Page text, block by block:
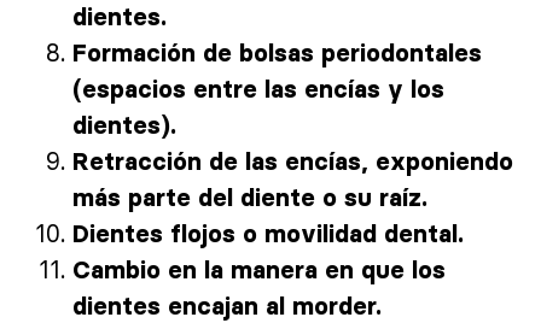
dientes.
Formación de bolsas periodontales
(espacios entre las encías y los
dientes).
Retracción de las encías, exponiendo
más parte del diente o su raíz.
Dientes flojos o movilidad dental.
Cambio en la manera en que los
dientes encajan al morder.